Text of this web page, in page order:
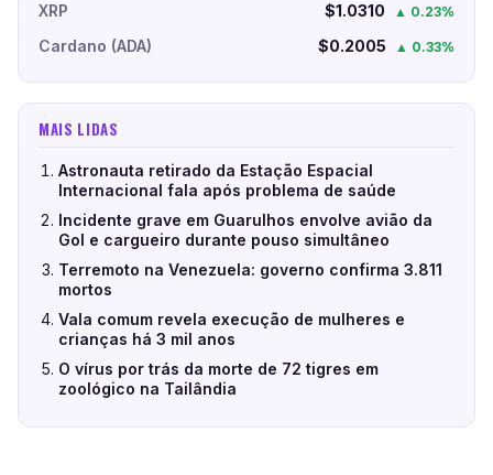
XRP $1.0310 ▲ 0.23%
Cardano (ADA) $0.2005 ▲ 0.33%
MAIS LIDAS
Astronauta retirado da Estação Espacial
Internacional fala após problema de saúde
Incidente grave em Guarulhos envolve avião da
Gol e cargueiro durante pouso simultâneo
Terremoto na Venezuela: governo confirma 3.811
mortos
Vala comum revela execução de mulheres e
crianças há 3 mil anos
O vírus por trás da morte de 72 tigres em
zoológico na Tailândia